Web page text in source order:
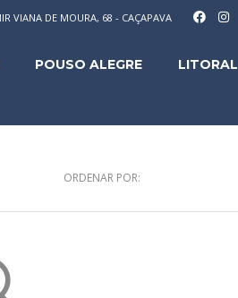
VIANA DE MOURA, 68 - CAÇAPAVA
POUSO ALEGRE LITORAL
ORDENAR POR: